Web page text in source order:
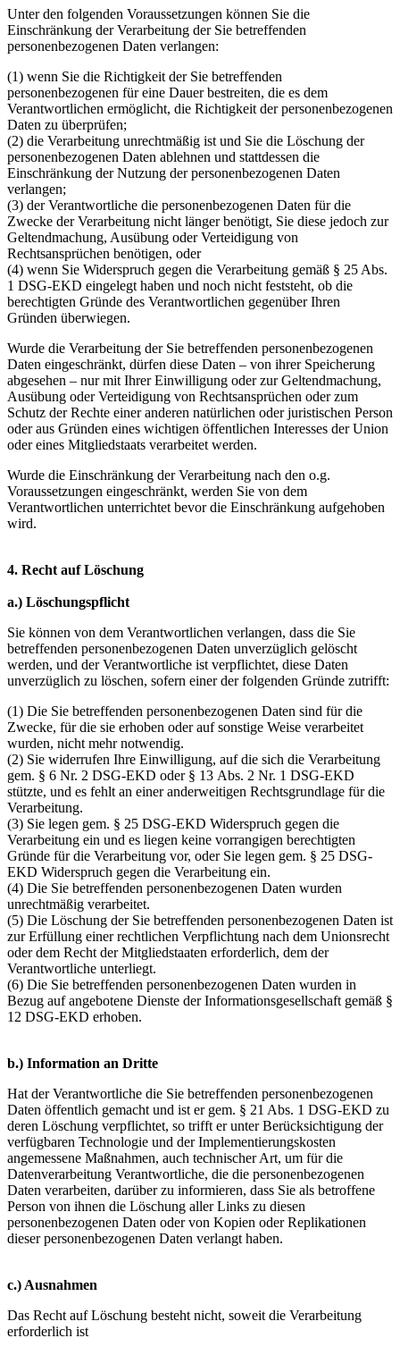
Unter den folgenden Voraussetzungen können Sie die
Einschränkung der Verarbeitung der Sie betreffenden
personenbezogenen Daten verlangen:
(1) wenn Sie die Richtigkeit der Sie betreffenden
personenbezogenen für eine Dauer bestreiten, die es dem
Verantwortlichen ermöglicht, die Richtigkeit der personenbezogenen
Daten zu überprüfen;
(2) die Verarbeitung unrechtmäßig ist und Sie die Löschung der
personenbezogenen Daten ablehnen und stattdessen die
Einschränkung der Nutzung der personenbezogenen Daten
verlangen;
(3) der Verantwortliche die personenbezogenen Daten für die
Zwecke der Verarbeitung nicht länger benötigt, Sie diese jedoch zur
Geltendmachung, Ausübung oder Verteidigung von
Rechtsansprüchen benötigen, oder
(4) wenn Sie Widerspruch gegen die Verarbeitung gemäß § 25 Abs.
1 DSG-EKD eingelegt haben und noch nicht feststeht, ob die
berechtigten Gründe des Verantwortlichen gegenüber Ihren
Gründen überwiegen.
Wurde die Verarbeitung der Sie betreffenden personenbezogenen
Daten eingeschränkt, dürfen diese Daten – von ihrer Speicherung
abgesehen – nur mit Ihrer Einwilligung oder zur Geltendmachung,
Ausübung oder Verteidigung von Rechtsansprüchen oder zum
Schutz der Rechte einer anderen natürlichen oder juristischen Person
oder aus Gründen eines wichtigen öffentlichen Interesses der Union
oder eines Mitgliedstaats verarbeitet werden.
Wurde die Einschränkung der Verarbeitung nach den o.g.
Voraussetzungen eingeschränkt, werden Sie von dem
Verantwortlichen unterrichtet bevor die Einschränkung aufgehoben
wird.
4. Recht auf Löschung
a.) Löschungspflicht
Sie können von dem Verantwortlichen verlangen, dass die Sie
betreffenden personenbezogenen Daten unverzüglich gelöscht
werden, und der Verantwortliche ist verpflichtet, diese Daten
unverzüglich zu löschen, sofern einer der folgenden Gründe zutrifft:
(1) Die Sie betreffenden personenbezogenen Daten sind für die
Zwecke, für die sie erhoben oder auf sonstige Weise verarbeitet
wurden, nicht mehr notwendig.
(2) Sie widerrufen Ihre Einwilligung, auf die sich die Verarbeitung
gem. § 6 Nr. 2 DSG-EKD oder § 13 Abs. 2 Nr. 1 DSG-EKD
stützte, und es fehlt an einer anderweitigen Rechtsgrundlage für die
Verarbeitung.
(3) Sie legen gem. § 25 DSG-EKD Widerspruch gegen die
Verarbeitung ein und es liegen keine vorrangigen berechtigten
Gründe für die Verarbeitung vor, oder Sie legen gem. § 25 DSG-
EKD Widerspruch gegen die Verarbeitung ein.
(4) Die Sie betreffenden personenbezogenen Daten wurden
unrechtmäßig verarbeitet.
(5) Die Löschung der Sie betreffenden personenbezogenen Daten ist
zur Erfüllung einer rechtlichen Verpflichtung nach dem Unionsrecht
oder dem Recht der Mitgliedstaaten erforderlich, dem der
Verantwortliche unterliegt.
(6) Die Sie betreffenden personenbezogenen Daten wurden in
Bezug auf angebotene Dienste der Informationsgesellschaft gemäß §
12 DSG-EKD erhoben.
b.) Information an Dritte
Hat der Verantwortliche die Sie betreffenden personenbezogenen
Daten öffentlich gemacht und ist er gem. § 21 Abs. 1 DSG-EKD zu
deren Löschung verpflichtet, so trifft er unter Berücksichtigung der
verfügbaren Technologie und der Implementierungskosten
angemessene Maßnahmen, auch technischer Art, um für die
Datenverarbeitung Verantwortliche, die die personenbezogenen
Daten verarbeiten, darüber zu informieren, dass Sie als betroffene
Person von ihnen die Löschung aller Links zu diesen
personenbezogenen Daten oder von Kopien oder Replikationen
dieser personenbezogenen Daten verlangt haben.
c.) Ausnahmen
Das Recht auf Löschung besteht nicht, soweit die Verarbeitung
erforderlich ist